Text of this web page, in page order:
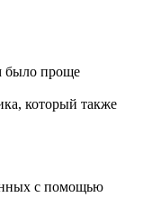
было проще
который также
с помощью